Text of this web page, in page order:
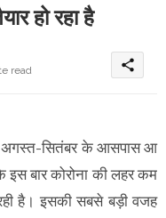
हो रहा है
read share
अगस्त-सितंबर के आसपास आ
इस बार कोरोना की लहर कम
है। इसकी सबसे बड़ी वजह